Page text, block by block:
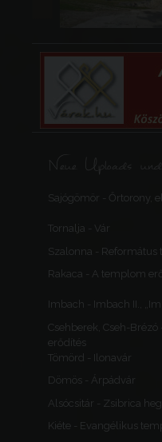
Neue Uploads
Sajógömör - Őrtorony,
Tornalja - Vár
Szalonna - Református
Rakaca - A templom
Imbach - Imbach II., „Im
Csehberek, Cseh-Brézó
erődítés
Tömörd - Ilonavár
Dömös - Árpádvár
Alsócsitár - Zsibrica
Kiéte - Evangélikus